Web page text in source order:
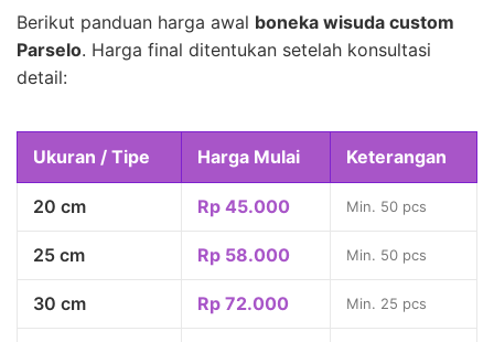
Berikut panduan harga awal boneka wisuda custom
Parselo. Harga final ditentukan setelah konsultasi
detail:
Ukuran / Tipe Harga Mulai Keterangan
20 cm Rp 45.000 Min. 50 pcs
25 cm Rp 58.000 Min. 50 pcs
30 cm Rp 72.000 Min. 25 pcs